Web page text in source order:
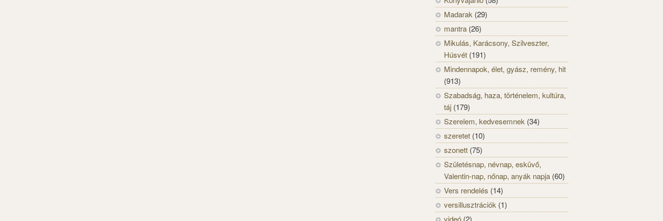
Madarak (29)
mantra (26)
Mikulás, Karácsony, Szilveszter,
Húsvét (191)
Mindennapok, élet, gyász, remény, hit
(913)
Szabadság, haza, történelem, kultúra,
táj (179)
Szerelem, kedvesemnek (34)
szeretet (10)
szonett (75)
Születésnap, névnap, esküvő,
Valentin-nap, nőnap, anyák napja (60)
Vers rendelés (14)
versillusztrációk (1)
videó (2)